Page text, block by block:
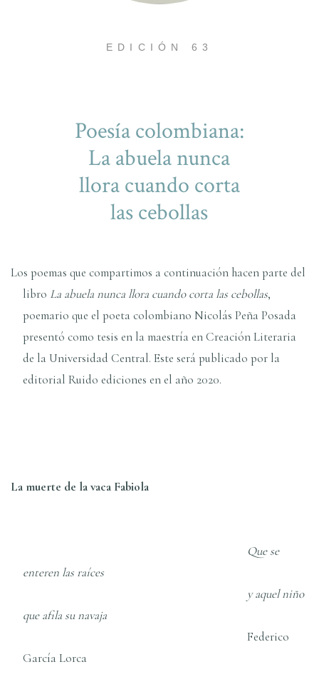
EDICIÓN 63
Poesía colombiana:
La abuela nunca
llora cuando corta
las cebollas
Los poemas que compartimos a continuación hacen parte del
libro La abuela nunca llora cuando corta las cebollas,
poemario que el poeta colombiano Nicolás Peña Posada
presentó como tesis en la maestría en Creación Literaria
de la Universidad Central. Este será publicado por la
editorial Ruido ediciones en el año 2020.
La muerte de la vaca Fabiola
Que se
enteren las raíces
y aquel niño
que afila su navaja
Federico
García Lorca